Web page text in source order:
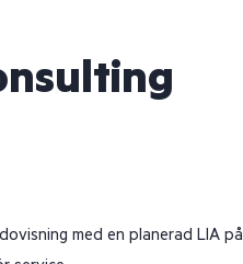
med en planerad LIA